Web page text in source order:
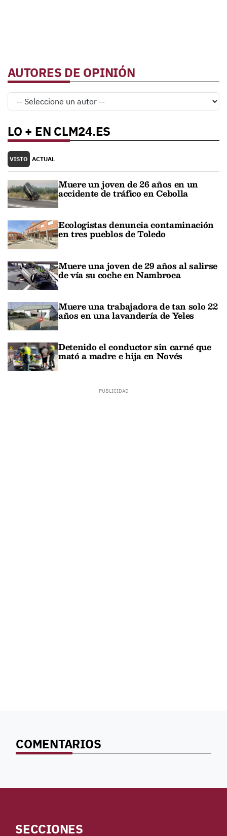
AUTORES DE OPINIÓN
LO + EN CLM24.ES
VISTO ACTUAL
Muere un joven de 26 años en un
accidente de tráfico en Cebolla
Ecologistas denuncia contaminación
en tres pueblos de Toledo
Muere una joven de 29 años al salirse
de vía su coche en Nambroca
Muere una trabajadora de tan solo 22
años en una lavandería de Yeles
Detenido el conductor sin carné que
mató a madre e hija en Novés
COMENTARIOS
SECCIONES